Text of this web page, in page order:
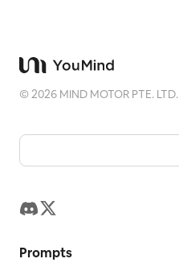
©2026 MIND MOTOR PTE. LTD.
Prompts